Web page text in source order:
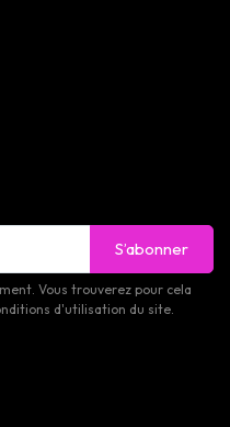
S’abonner
Vous trouverez pour cela
d'utilisation du site.